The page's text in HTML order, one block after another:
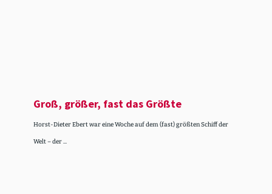
Groß, größer, fast das Größte
Horst-Dieter Ebert war eine Woche auf dem (fast) größten Schiff der
Welt – der ...